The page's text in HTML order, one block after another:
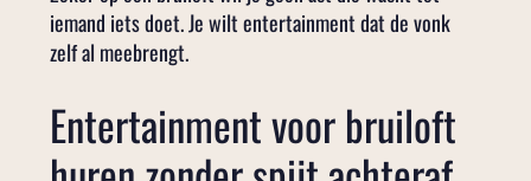
iemand iets doet. Je wilt entertainment dat de vonk
zelf al meebrengt.
Entertainment voor bruiloft